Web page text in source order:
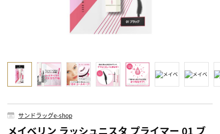
サンドラッグe-shop
メイベリン ラッシュニスタ プライマー 01 ブ